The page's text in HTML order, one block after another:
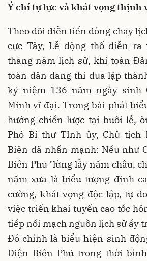
Ý chí tự lực và khát vọng thịnh
Theo dõi diễn tiến dòng chảy
cực Tây, Lễ động thổ diễn ra
tháng năm lịch sử, khi toàn
toàn dân đang thi đua lập
kỷ niệm 136 năm ngày sinh
Minh vĩ đại. Trong bài phát
hướng chiến lược tại buổi lễ,
Phó Bí thư Tỉnh ủy, Chủ tịch
Biên đã nhấn mạnh: Nếu như
Biên Phủ "lừng lẫy năm châu,
năm xưa là biểu tượng đỉnh
cường, khát vọng độc lập, tự
việc triển khai tuyến cao tốc
tiếp nối mạch nguồn lịch sử ấy
Đó chính là biểu hiện sinh
Điện Biên Phủ trong thời